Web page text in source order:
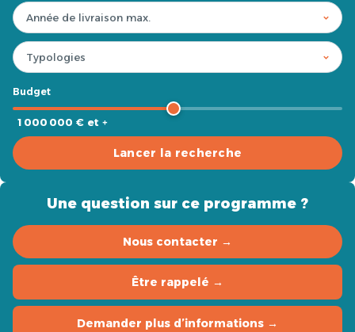
Budget
1 000 000 € et +
Lancer la recherche
Une question sur ce programme ?
Nous contacter →
Être rappelé →
Demander plus d’informations →